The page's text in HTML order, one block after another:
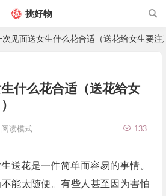
挑好物
次见面送女生什么花合适（送花给女生要注
什么花合适（送花给女
133
阅读模式
送花是一件简单而容易的事情。
能太随便。有些人甚至因为害怕